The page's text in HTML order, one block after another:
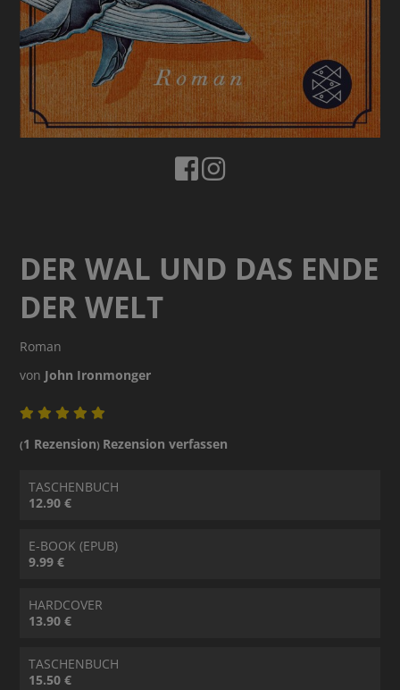
DER WAL UND DAS ENDE
DER WELT
Roman
von John Ironmonger
(1 Rezension) Rezension verfassen
TASCHENBUCH
12.90 €
E-BOOK (EPUB)
9.99 €
HARDCOVER
13.90 €
TASCHENBUCH
15.50 €